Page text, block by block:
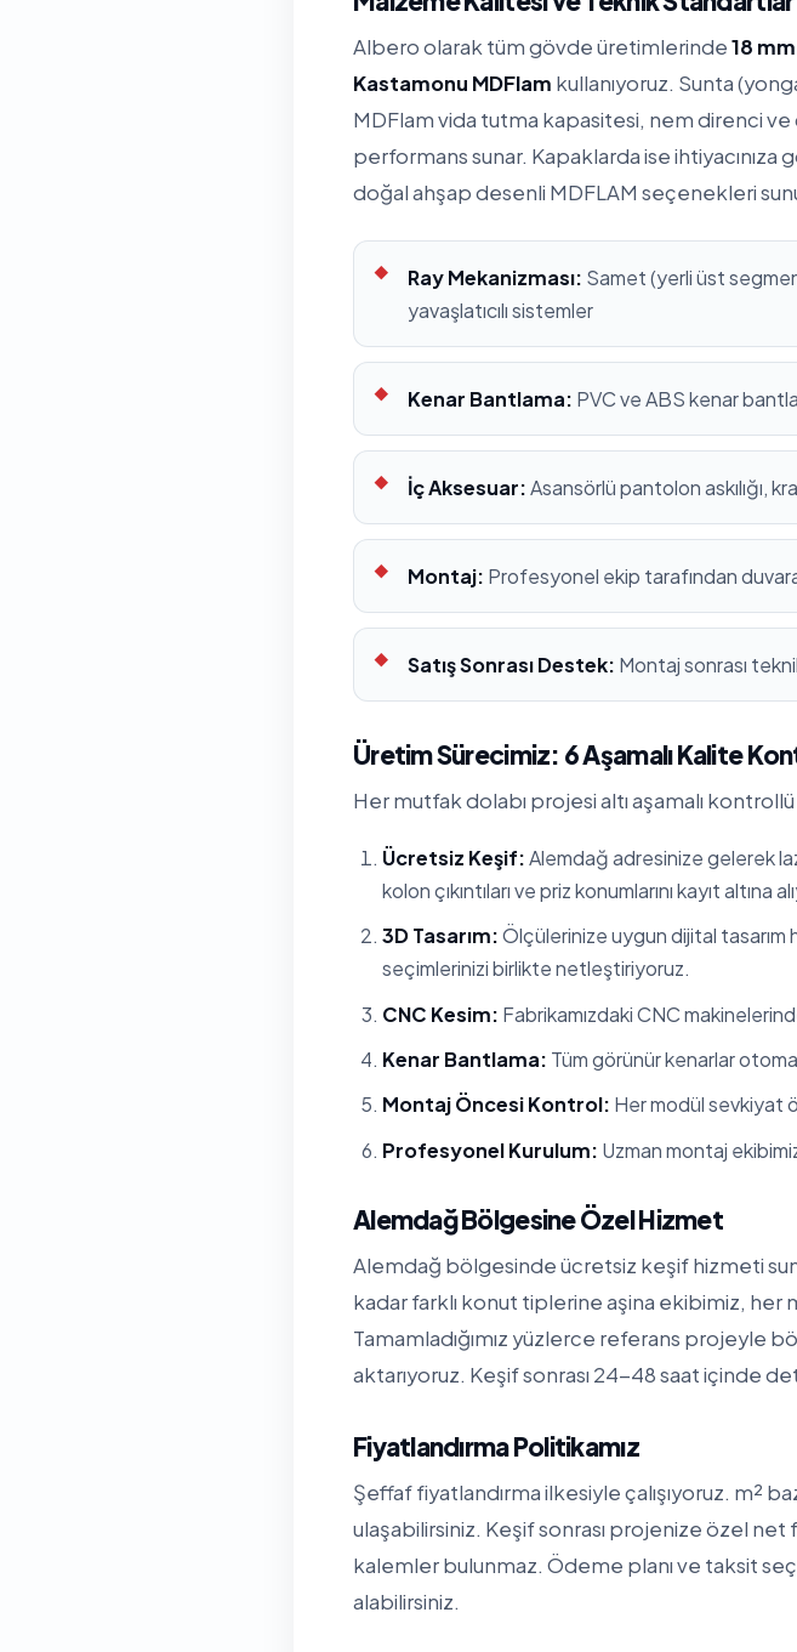
Albero olarak tüm gövde üretimlerinde18 mm
Kastamonu MDFlam kullanıyoruz. Sunta
MDFlam vida tutma kapasitesi, nem direnci ve
performans sunar. Kapaklarda ise
doğal ahşap desenli MDFLAM seçenekleri
Ray Mekanizması: Samet (yerli üst
yavaşlatıcılı sistemler
Kenar Bantlama: PVC ve ABS kenar
İç Aksesuar:Asansörlü pantolon askılığı,
Montaj: Profesyonel ekip tarafından
Satış Sonrası Destek: Montaj sonrası
Üretim Sürecimiz: 6 Aşamalı Kalite
Her mutfak dolabı projesi altı aşamalı
Ücretsiz Keşif:Alemdağ adresinize gelerek
kolon çıkıntıları ve priz konumlarını kayıt altına
3D Tasarım:Ölçülerinize uygun dijital tasarım
seçimlerinizi birlikte netleştiriyoruz.
CNC Kesim: Fabrikamızdaki CNC
Kenar Bantlama: Tüm görünür kenarlar
Montaj Öncesi Kontrol: Her modül sevkiyat
Profesyonel Kurulum: Uzman montaj
Alemdağ Bölgesine Özel Hizmet
Alemdağ bölgesinde ücretsiz keşif hizmeti
kadar farklı konut tiplerine aşina ekibimiz, her
Tamamladığımız yüzlerce referans projeyle
aktarıyoruz. Keşif sonrası 24-48 saat içinde
Fiyatlandırma Politikamız
Şeffaf fiyatlandırma ilkesiyle çalışıyoruz. m²
ulaşabilirsiniz. Keşif sonrası projenize özel
kalemler bulunmaz. Ödeme planı ve taksit
alabilirsiniz.